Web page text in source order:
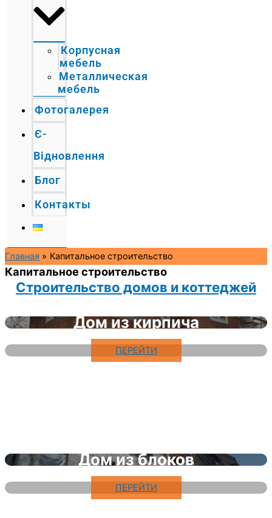
Корпусная
мебель
Металлическая
мебель
Фотогалерея
Є-
Відновлення
Блог
Контакты
Главная Капитальное строительство
Капитальное строительство
Строительство домов и коттеджей
Дом из кирпича
ПЕРЕЙТИ
Дом из блоков
ПЕРЕЙТИ